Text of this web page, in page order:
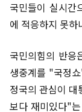
국민들이 실시간
에 적응하지 못
국민의힘의 반응
생중계를 "국정
정국의 관심이
보다 재미있다"